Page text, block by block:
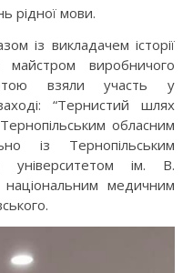
рідної мови.
із викладачем історії
виробничого
взяли участь у
“Тернистий шлях
обласним
із Тернопільським
університетом ім. В.
медичним